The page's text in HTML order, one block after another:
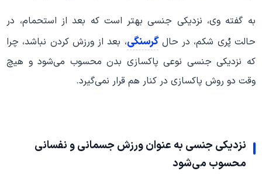
به گفته وی، نزدیکی جنسی بهتر است که بعد از استحمام، در
حالت پُری شکم، در حالگرسنگی، بعد از ورزش کردن نباشد، چرا
که نزدیکی جنسی نوعی پاکسازی بدن محسوب می‌شود و هیچ
وقت دو روش پاکسازی در کنار هم قرار نمی‌گیرد.
نزدیکی جنسی به عنوان ورزش جسمانی و نفسانی
محسوب می‌شود